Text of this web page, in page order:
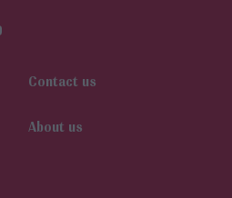
Contact us
About us